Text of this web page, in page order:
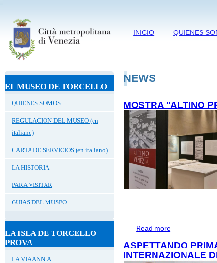
INICIO QUIENES
EL MUSEO DE TORCELLO
QUIENES SOMOS
REGULACION DEL MUSEO (en
italiano)
CARTA DE SERVICIOS (en italiano)
LA HISTORIA
PARA VISITAR
GUIAS DEL MUSEO
LA ISLA DE TORCELLO
PROVA
LA VIA ANNIA
NEWS
MOSTRA "ALTINO
Read more
ASPETTANDO
INTERNAZIONALE